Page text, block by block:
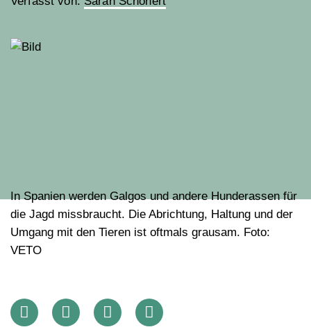
In Spanien werden Galgos und andere Hunderassen für
die Jagd missbraucht. Die Abrichtung, Haltung und der
Umgang mit den Tieren ist oftmals grausam. Foto:
VETO